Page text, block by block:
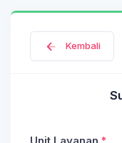
Kembali